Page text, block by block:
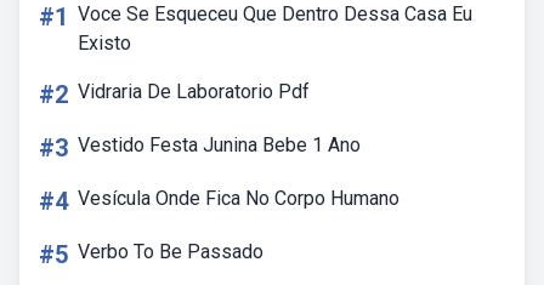
#1 Voce Se Esqueceu Que Dentro Dessa Casa Eu
Existo
#2 Vidraria De Laboratorio Pdf
#3 Vestido Festa Junina Bebe 1 Ano
#4 Vesícula Onde Fica No Corpo Humano
#5 Verbo To Be Passado